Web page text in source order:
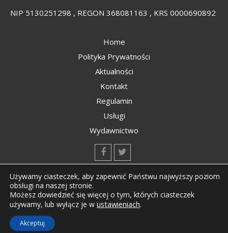
NIP 5130251298 , REGON 368081163 , KRS 0000690892
Home
Polityka Prywatności
Aktualności
Kontakt
Regulamin
Usługi
Wydawnictwo
Copyright © All rights reserved Kompozyty.net
Używamy ciasteczek, aby zapewnić Państwu najwyższy poziom
obsługi na naszej stronie.
Możesz dowiedzieć się więcej o tym, których ciasteczek
używamy, lub wyłącz je w ustawieniach.
Akceptuj